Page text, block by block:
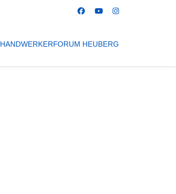
HANDWERKERFORUM HEUBERG